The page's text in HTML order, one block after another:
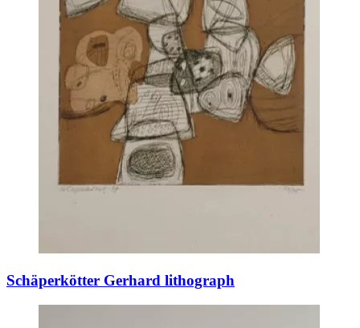
Schäperkötter Gerhard lithograph